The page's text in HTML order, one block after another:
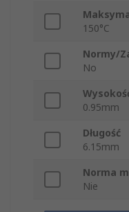
150°C
Normy/
No
0.95mm
Długość
6.15mm
Norma
Nie